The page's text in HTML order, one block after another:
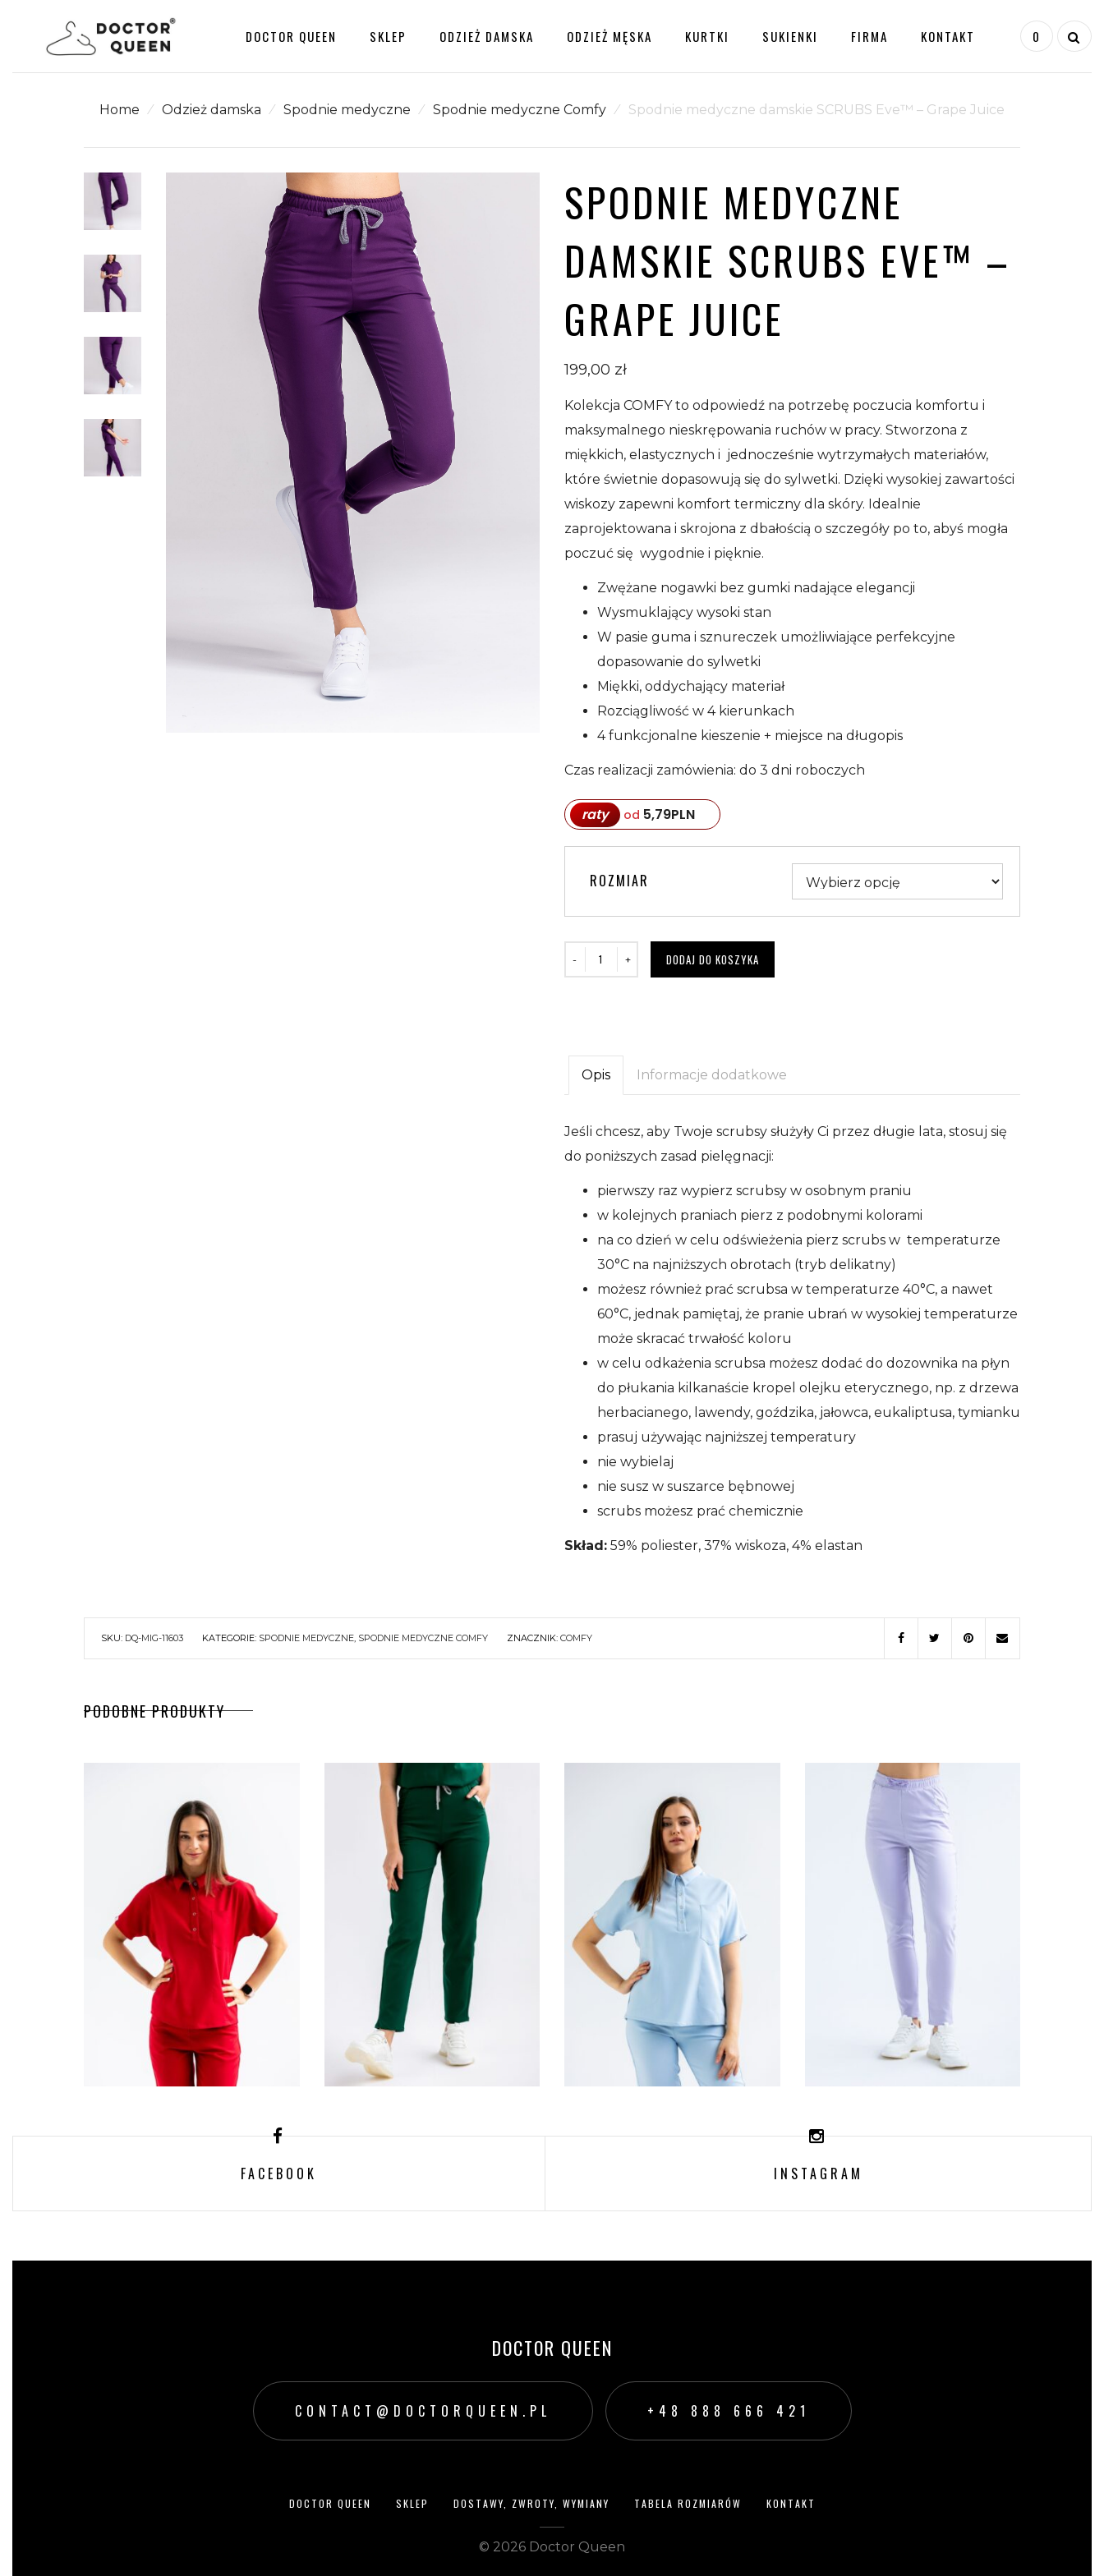
DOCTOR QUEEN SKLEP
Odzież damska
Odzież męska
Kurtka BOMBERKA damska
Bluza medyczna damska
SCRUBS z kołnierzykiem
Lea™ – Forest Green
Bluza medyczna damska
SCRUBS z kołnierzykiem
Lea™ – Mint
MEDYCZNA
DAMSKA
SCRUBS Z
KOŁNIERZYKIEM
LEA™ – CORAL
199,00
KOŁNIERZYKIEM
LEA™ – WHITE
ODZIEŻ DAMSKA ODZIEŻ MĘSKA KURTKI SUKIENKI FIRMA
Dostawy, Zwroty, Wymiany
Polityka prywatności, Regulamin
Tabela Rozmiarów
Śledzenie Przesyłki
Koszyk
KONTAKT 0
Home ⁄ Odzież damska ⁄ Spodnie medyczne ⁄ Spodnie medyczne Comfy ⁄ Spodnie medyczne damskie SCRUBS Eve™ – Grape Juice
SPODNIE MEDYCZNE
DAMSKIE SCRUBS EVE™ –
GRAPE JUICE
199,00 zł
Kolekcja COMFY to odpowiedź na potrzebę poczucia komfortu i
maksymalnego nieskrępowania ruchów w pracy. Stworzona z
miękkich, elastycznych i jednocześnie wytrzymałych materiałów,
które świetnie dopasowują się do sylwetki. Dzięki wysokiej zawartości
wiskozy zapewni komfort termiczny dla skóry. Idealnie
zaprojektowana i skrojona z dbałością o szczegóły po to, abyś mogła
poczuć się wygodnie i pięknie.
Zwężane nogawki bez gumki nadające elegancji
Wysmuklający wysoki stan
W pasie guma i sznureczek umożliwiające perfekcyjne
dopasowanie do sylwetki
Miękki, oddychający materiał
Rozciągliwość w 4 kierunkach
4 funkcjonalne kieszenie + miejsce na długopis
Czas realizacji zamówienia: do 3 dni roboczych
raty od 5,79PLN
ROZMIAR
DODAJ DO KOSZYKA
Opis Informacje dodatkowe
Jeśli chcesz, aby Twoje scrubsy służyły Ci przez długie lata, stosuj się
do poniższych zasad pielęgnacji:
pierwszy raz wypierz scrubsy w osobnym praniu
w kolejnych praniach pierz z podobnymi kolorami
na co dzień w celu odświeżenia pierz scrubs w temperaturze
30°C na najniższych obrotach (tryb delikatny)
możesz również prać scrubsa w temperaturze 40°C, a nawet
60°C, jednak pamiętaj, że pranie ubrań w wysokiej temperaturze
może skracać trwałość koloru
w celu odkażenia scrubsa możesz dodać do dozownika na płyn
do płukania kilkanaście kropel olejku eterycznego, np. z drzewa
herbacianego, lawendy, goździka, jałowca, eukaliptusa, tymianku
prasuj używając najniższej temperatury
nie wybielaj
nie susz w suszarce bębnowej
scrubs możesz prać chemicznie
Skład: 59% poliester, 37% wiskoza, 4% elastan
SKU: DQ-MIG-11603 KATEGORIE: SPODNIE MEDYCZNE, SPODNIE MEDYCZNE COMFY ZNACZNIK: COMFY
PODOBNE PRODUKTY
KOŁNIERZYKIEM LEA™
FACEBOOK INSTAGRAM
DOCTOR QUEEN
CONTACT@DOCTORQUEEN.PL ‭+48 888 666 421‬
DOCTOR QUEEN SKLEP DOSTAWY, ZWROTY, WYMIANY TABELA ROZMIARÓW KONTAKT
© 2026 Doctor Queen